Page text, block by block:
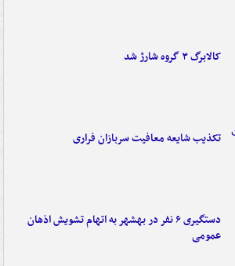
کالابرگ ۳ گروه شارژ شد
تکذیب شایعه معافیت سربازان فراری
دستگیری ۶ نفر در بهشهر به اتهام تشویش اذهان
عمومی